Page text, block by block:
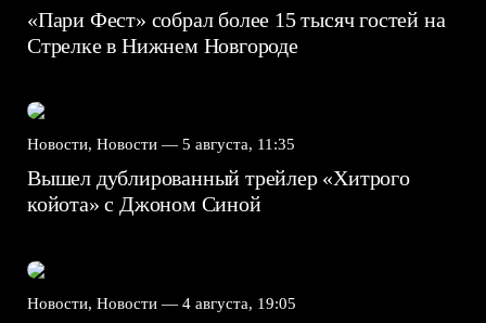
«Пари Фест» собрал более 15 тысяч гостей на
Стрелке в Нижнем Новгороде
Новости, Новости — 5 августа, 11:35
Вышел дублированный трейлер «Хитрого
койота» с Джоном Синой
Новости, Новости — 4 августа, 19:05